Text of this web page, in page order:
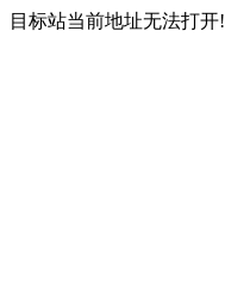
目标站当前地址无法打开!